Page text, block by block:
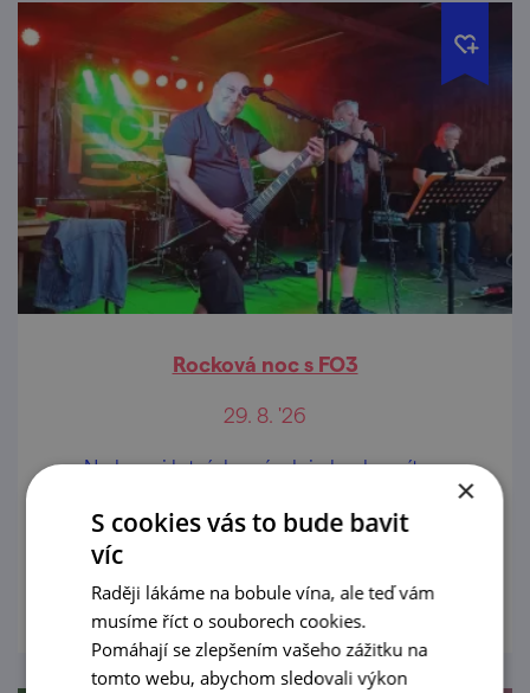
Rocková noc s FO3
29. 8. '26
Na konci letních prázdnin bude znít ze
strážnického Ostrůvku v zámeckém parku
rocková hudba v podání kapely FO3.
×
S cookies vás to bude bavit
víc
Raději lákáme na bobule vína, ale teď vám
musíme říct o souborech cookies.
Pomáhají se zlepšením vašeho zážitku na
tomto webu, abychom sledovali výkon